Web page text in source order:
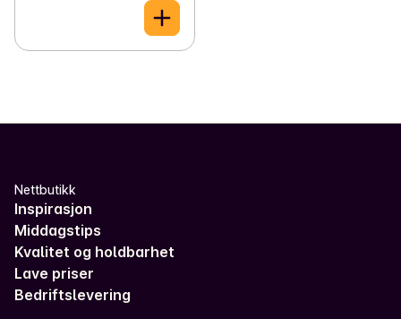
Nettbutikk
Inspirasjon
Middagstips
Kvalitet og holdbarhet
Lave priser
Bedriftslevering